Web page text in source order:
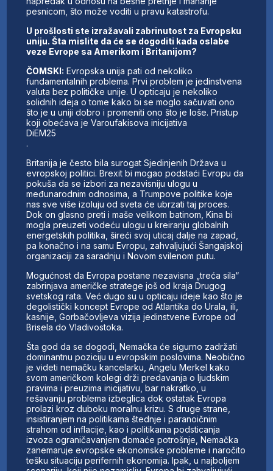
pesnicom, što može voditi u pravu katastrofu.
U prošlosti ste izražavali zabrinutost za Evropsku
uniju. Šta mislite da će se dogoditi kada oslabe
veze Evrope sa Amerikom i Britanijom?
ČOMSKI: Evropska unija pati od nekoliko
fundamentalnih problema. Prvi problem je jedinstvena
valuta bez političke unije. U opticaju je nekoliko
solidnih ideja o tome kako bi se moglo sačuvati ono
što je u uniji dobro i promeniti ono što je loše. Pristup
koji obećava je Varoufakisova inicijativa
DiEM25
.
Britanija je često bila surogat Sjedinjenih Država u
evropskoj politici. Brexit bi mogao podstaći Evropu da
pokuša da se izbori za nezavisniju ulogu u
međunarodnim odnosima, a Trumpove politike koje
nas sve više izoluju od sveta će ubrzati taj proces.
Dok on glasno preti i maše velikom batinom, Kina bi
mogla preuzeti vodeću ulogu u kreiranju globalnih
energetskih politika, šireći svoj uticaj dalje na zapad,
pa konačno i na samu Evropu, zahvaljujući Šangajskoj
organizaciji za saradnju i Novom svilenom putu.
Mogućnost da Evropa postane nezavisna „treća sila“
zabrinjava američke stratege još od kraja Drugog
svetskog rata. Već dugo su u opticaju ideje kao što je
degolistički koncept Evrope od Atlantika do Urala, ili,
kasnije, Gorbačovljeva vizija jedinstvene Evrope od
Brisela do Vladivostoka.
Šta god da se dogodi, Nemačka će sigurno zadržati
dominantnu poziciju u evropskim poslovima. Neobično
je videti nemačku kancelarku, Angelu Merkel kako
svom američkom kolegi drži predavanja o ljudskim
pravima i preuzima inicijativu, bar nakratko, u
rešavanju problema izbeglica dok ostatak Evropa
prolazi kroz duboku moralnu krizu. S druge strane,
insistiranjem na politikama štednje i paranoičnim
strahom od inflacije, kao i politikama podsticanja
izvoza ograničavanjem domaće potrošnje, Nemačka
zanemaruje evropske ekonomske probleme i naročito
tešku situaciju perifernih ekonomija. Ipak, u najboljem